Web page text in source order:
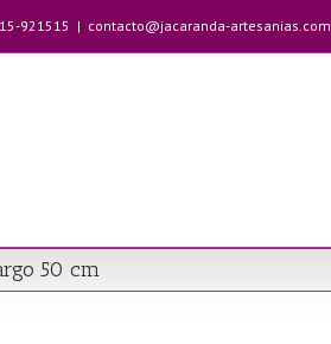
921515 | contacto@jacaranda-artesanias.com
50 cm